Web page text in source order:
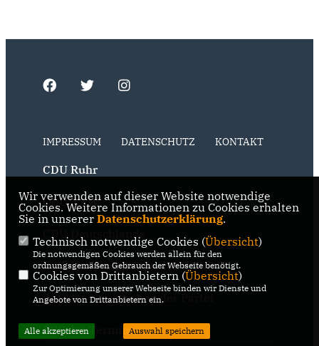
IMPRESSUM DATENSCHUTZ KONTAKT
CDU Ruhr
CDU NRW
CDU Deutschlands
RSS der Neuigkeiten der Fraktion
RSS der Neuigkeiten der Partei
RSS der Termine
Wir verwenden auf dieser Website notwendige
Cookies. Weitere Informationen zu Cookies erhalten
Sie in unserer Datenschutzerklärung.
Technisch notwendige Cookies (Übersicht)
Die notwendigen Cookies werden allein für den
ordnungsgemäßen Gebrauch der Webseite benötigt.
Cookies von Drittanbietern (Übersicht)
Zur Optimierung unserer Webseite binden wir Dienste und
Angebote von Drittanbietern ein.
Alle akzeptieren Auswahl speichern